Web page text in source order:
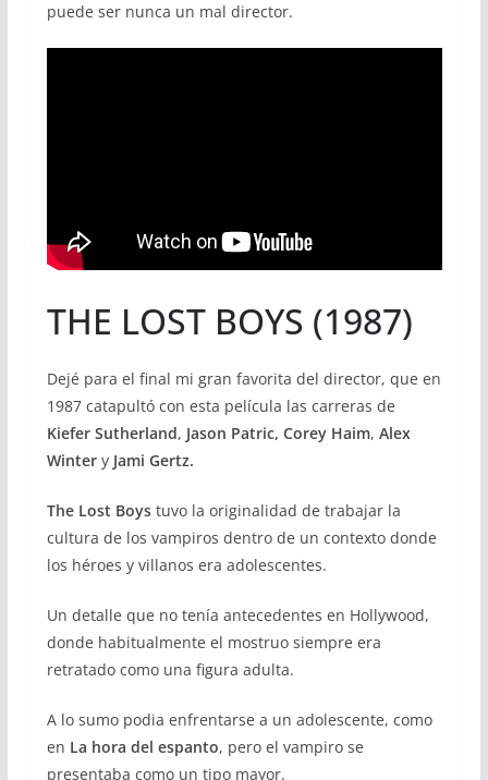
puede ser nunca un mal director.
THE LOST BOYS (1987)
Dejé para el final mi gran favorita del director, que en
1987 catapultó con esta película las carreras de
Kiefer Sutherland, Jason Patric, Corey Haim, Alex
Wintery Jami Gertz.
The Lost Boystuvo la originalidad de trabajar la
cultura de los vampiros dentro de un contexto donde
los héroes y villanos era adolescentes.
Un detalle que no tenía antecedentes en Hollywood,
donde habitualmente el mostruo siempre era
retratado como una figura adulta.
A lo sumo podia enfrentarse a un adolescente, como
en La hora del espanto, pero el vampiro se
presentaba como un tipo mayor.